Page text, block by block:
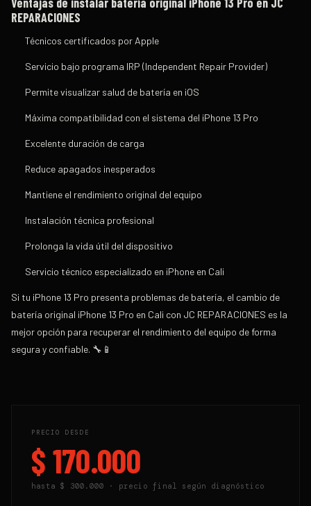
REPARACIONES
Técnicos certificados por Apple
Servicio bajo programa IRP (Independent Repair Provider)
Permite visualizar salud de batería en iOS
Máxima compatibilidad con el sistema del iPhone 13 Pro
Excelente duración de carga
Reduce apagados inesperados
Mantiene el rendimiento original del equipo
Instalación técnica profesional
Prolonga la vida útil del dispositivo
Servicio técnico especializado en iPhone en Cali
Si tu iPhone 13 Pro presenta problemas de batería, el cambio de
batería original iPhone 13 Pro en Cali con JC REPARACIONES es la
mejor opción para recuperar el rendimiento del equipo de forma
segura y confiable. 🔧📱
PRECIO DESDE
$ 170.000
hasta $ 300.000 · precio final según diagnóstico